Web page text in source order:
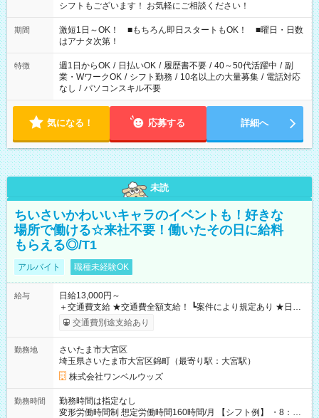
シフトもございます！ お気軽にご相談ください！
期間
激短1日～OK！ ■もちろん即日スタートもOK！ ■曜日・日数
はアナタ次第！
特徴 週1日からOK / 日払いOK / 履歴書不要 / 40～50代活躍中 / 副
業・WワークOK / シフト勤務 / 10名以上の大量募集 / 電話対応
なし / パソコンスキル不要
気になる！ 応募する 詳細へ
未読
ちいさいかわいいキャラのイベントも！好きな
場所で働ける☆来社不要！働いたその日に給料
もらえる◎/T1
アルバイト 職種未経験OK
給与
日給13,000円～
＋交通費支給 ★交通費全額支給！ ┗案件により規定あり ★日払
いOK！（規定あり） ┗働いたその日に現金GET♪ お仕事後はコ
ンビニATMから 日払い分を引き落とせます！ 【試用期間】試
交通費別途支給あり
勤務地
さいたま市大宮区
埼玉県さいたま市大宮区錦町（最寄り駅：大宮駅）
株式会社ワンベルウッズ
勤務時間
勤務時間は指定なし
変形労働時間制 想定労働時間160時間/月 【シフト例】 ・8：00